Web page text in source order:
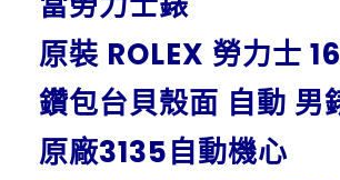
原裝 ROLEX 勞力士
鑽包台貝殼面 自動 男
原廠3135自動機心